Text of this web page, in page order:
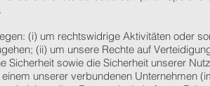
(i) um rechtswidrige Aktivitäten oder
(ii) um unsere Rechte auf
sowie die Sicherheit unserer
unserer verbundenen Unternehmen